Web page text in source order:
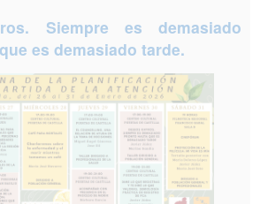
Siempre es demasiado
es demasiado tarde.